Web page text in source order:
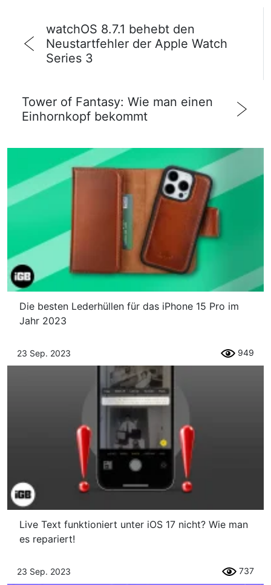
watchOS 8.7.1 behebt den
Neustartfehler der Apple Watch
Series 3
Tower of Fantasy: Wie man einen
Einhornkopf bekommt
Die besten Lederhüllen für das iPhone 15 Pro im
Jahr 2023
23 Sep. 2023 949
Live Text funktioniert unter iOS 17 nicht? Wie man
es repariert!
23 Sep. 2023 737